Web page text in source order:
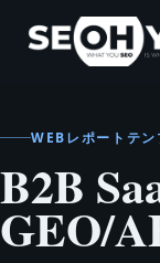
SEOH
WEBレポートテン
B2B
GEO/